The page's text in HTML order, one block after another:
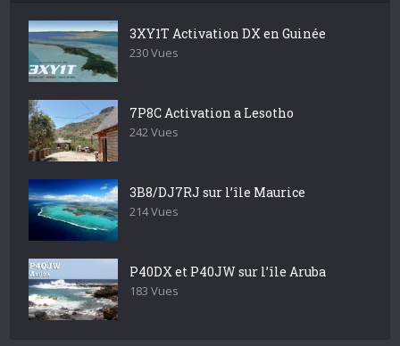
3XY1T Activation DX en Guinée
230 Vues
7P8C Activation a Lesotho
242 Vues
3B8/DJ7RJ sur l’île Maurice
214 Vues
P40DX et P40JW sur l’île Aruba
183 Vues